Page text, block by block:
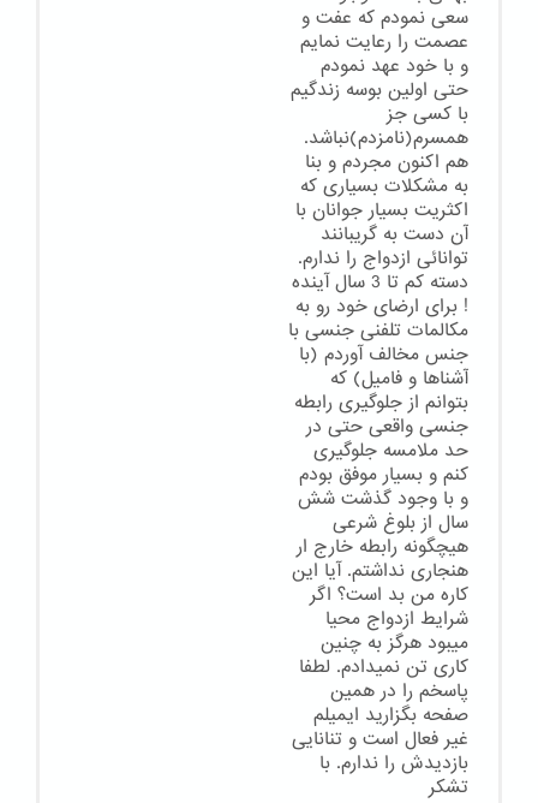
سعی نمودم که عفت و
عصمت را رعایت نمایم
و با خود عهد نمودم
حتی اولین بوسه زندگیم
با کسی جز
همسرم(نامزدم)نباشد.
هم اکنون مجردم و بنا
به مشکلات بسیاری که
اکثریت بسیار جوانان با
آن دست به گریبانند
توانائی ازدواج را ندارم.
دسته کم تا 3 سال آینده
! برای ارضای خود رو به
مکالمات تلفنی جنسی با
جنس مخالف آوردم (با
آشناها و فامیل) که
بتوانم از جلوگیری رابطه
جنسی واقعی حتی در
حد ملامسه جلوگیری
کنم و بسیار موفق بودم
و با وجود گذشت شش
سال از بلوغ شرعی
هیچگونه رابطه خارج ار
هنجاری نداشتم. آیا این
کاره من بد است؟ اگر
شرایط ازدواج محیا
میبود هرگز به چنین
کاری تن نمیدادم. لطفا
پاسخم را در همین
صفحه بگزارید ایمیلم
غیر فعال است و تنانایی
بازدیدش را ندارم. با
تشکر